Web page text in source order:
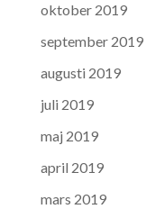
oktober 2019
september 2019
augusti 2019
juli 2019
maj 2019
april 2019
mars 2019